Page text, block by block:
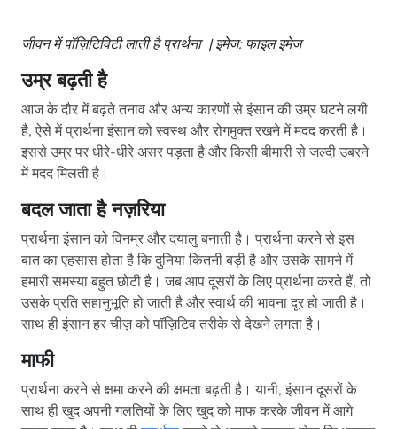
जीवन में पॉज़िटिविटी लाती है प्रार्थना | इमेज: फाइल इमेज
उम्र बढ़ती है
आज के दौर में बढ़ते तनाव और अन्य कारणों से इंसान की उम्र घटने लगी
है, ऐसे में प्रार्थना इंसान को स्वस्थ और रोगमुक्त रखने में मदद करती है।
इससे उम्र पर धीरे-धीरे असर पड़ता है और किसी बीमारी से जल्दी उबरने
में मदद मिलती है।
बदल जाता है नज़रिया
प्रार्थना इंसान को विनम्र और दयालु बनाती है। प्रार्थना करने से इस
बात का एहसास होता है कि दुनिया कितनी बड़ी है और उसके सामने में
हमारी समस्या बहुत छोटी है। जब आप दूसरों के लिए प्रार्थना करते हैं, तो
उसके प्रति सहानुभूति हो जाती है और स्वार्थ की भावना दूर हो जाती है।
साथ ही इंसान हर चीज़ को पॉज़िटिव तरीके से देखने लगता है।
माफी
प्रार्थना करने से क्षमा करने की क्षमता बढ़ती है। यानी, इंसान दूसरों के
साथ ही खुद अपनी गलतियों के लिए खुद को माफ करके जीवन में आगे